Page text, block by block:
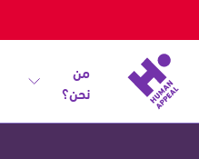
من
نحن؟